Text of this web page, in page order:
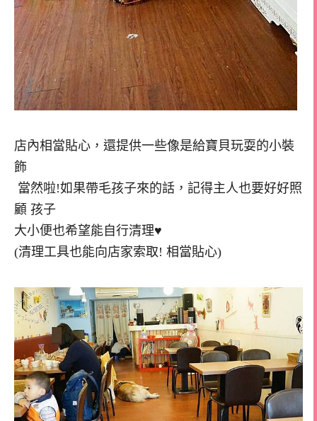
店內相當貼心，還提供一些像是給寶貝玩耍的小裝
飾
當然啦!如果帶毛孩子來的話，記得主人也要好好照
顧 孩子
大小便也希望能自行清理♥
(清理工具也能向店家索取! 相當貼心)